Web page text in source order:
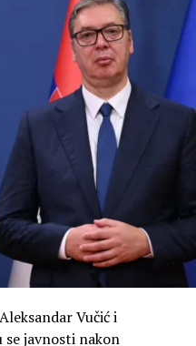
Vučić i
javnosti nakon